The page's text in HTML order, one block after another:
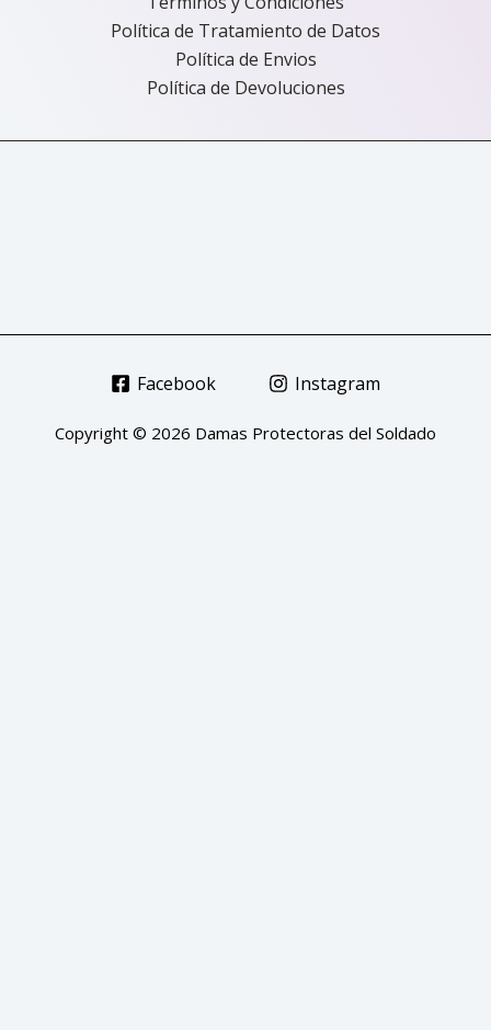
Política de Tratamiento de Datos
Política de Envios
Política de Devoluciones
Facebook Instagram
Copyright © 2026 Damas Protectoras del Soldado